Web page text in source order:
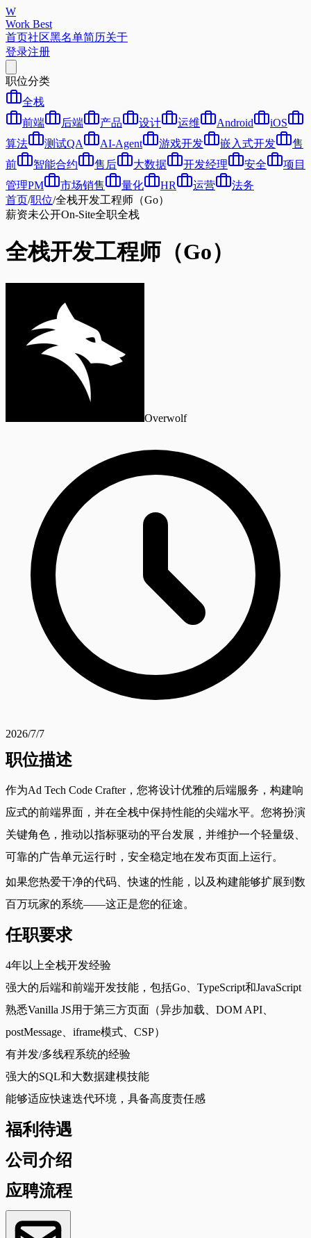
W
Work Best
首页社区黑名单简历关于
登录注册
职位分类
全栈
前端
后端 产品 设计 运维 Android
iOS
算法
测试QA AI-Agent 游戏开发 嵌入式开发
售
前
智能合约 售后 大数据 开发经理 安全
项目
管理PM
市场销售 量化 HR 运营
法务
首页/职位/全栈开发工程师（Go）
薪资未公开On-Site全职全栈
全栈开发工程师（Go）
Overwolf
2026/7/7
职位描述
作为Ad Tech Code Crafter，您将设计优雅的后端服务，构建响
应式的前端界面，并在全栈中保持性能的尖端水平。您将扮演
关键角色，推动以指标驱动的平台发展，并维护一个轻量级、
可靠的广告单元运行时，安全稳定地在发布页面上运行。
如果您热爱干净的代码、快速的性能，以及构建能够扩展到数
百万玩家的系统——这正是您的征途。
任职要求
4年以上全栈开发经验
强大的后端和前端开发技能，包括Go、TypeScript和JavaScript
熟悉Vanilla JS用于第三方页面（异步加载、DOM API、
postMessage、iframe模式、CSP）
有并发/多线程系统的经验
强大的SQL和大数据建模技能
能够适应快速迭代环境，具备高度责任感
福利待遇
公司介绍
应聘流程